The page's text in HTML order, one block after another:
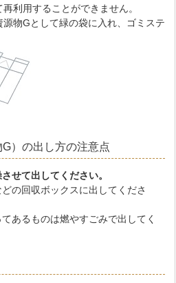
利用することができません。
源物Gとして緑の袋に入れ、ゴミステ
）の出し方の注意点
せて出してください。
の回収ボックスに出してくださ
あるものは燃やすごみで出してく